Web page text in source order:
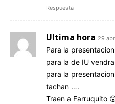
Respuesta
Ultima hora 29
Para la
para la de IU
para la
tachan ….
Traen a Farruquito